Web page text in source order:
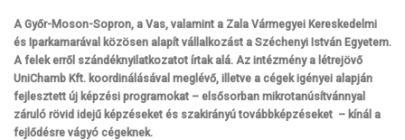
A Győr-Moson-Sopron, a Vas, valamint a Zala Vármegyei Kereskedelmi
és Iparkamarával közösen alapít vállalkozást a Széchenyi István Egyetem.
A felek erről szándéknyilatkozatot írtak alá. Az intézmény a létrejövő
UniChamb Kft. koordinálásával meglévő, illetve a cégek igényei alapján
fejlesztett új képzési programokat – elsősorban mikrotanúsítvánnyal
záruló rövid idejű képzéseket és szakirányú továbbképzéseket – kínál a
fejlődésre vágyó cégeknek.